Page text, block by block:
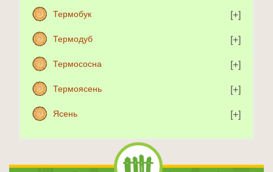
Термобук
Термодуб
Термососна
Термоясень
Ясень